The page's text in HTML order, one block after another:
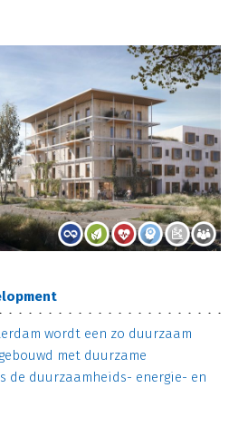
wordt een zo duurzaam
met duurzame
de duurzaamheids- energie- en